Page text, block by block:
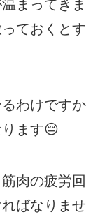
まってきま
ておくとす
わけですか
ます😔
肉の疲労回
ばなりませ